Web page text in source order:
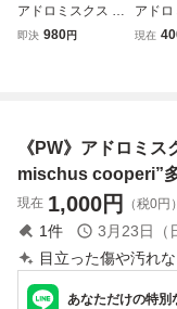
アドロミスクス レ
ッドドリアン ヘレ
即決 980円
アドロ
ッドド
現在
《PW》アドロミ
mischus cooperi”
現在 1,000円 （税0円）
1件 3月23日（
目立った傷や汚れな
あなただけの特別